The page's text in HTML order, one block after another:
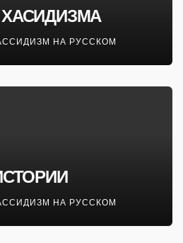
НА РУССКОМ
НА РУССКОМ